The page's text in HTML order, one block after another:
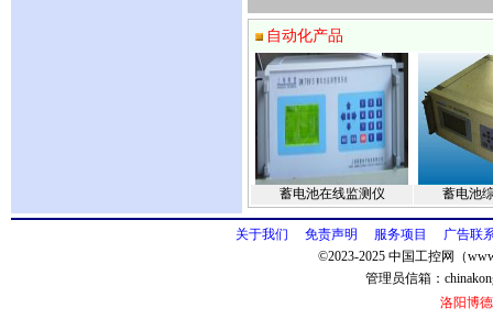
自动化产品
蓄电池在线监测仪 蓄电池
关于我们 免责声明 服务项目
广告联
©2023-2025 中国工控网（
管理员信箱：
洛阳博